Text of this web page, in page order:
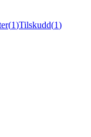
(1)Tilskudd(1)